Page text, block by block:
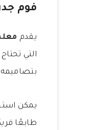
فوم
يقدم
التي
يمكن
طابعًا